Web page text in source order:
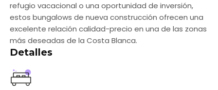
refugio vacacional o una oportunidad de inversión,
estos bungalows de nueva construcción ofrecen una
excelente relación calidad-precio en una de las zonas
más deseadas de la Costa Blanca.
Detalles